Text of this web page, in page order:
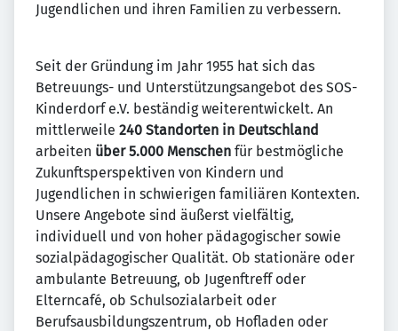
Jugendlichen und ihren Familien zu verbessern.
Seit der Gründung im Jahr 1955 hat sich das
Betreuungs- und Unterstützungsangebot des SOS-
Kinderdorf e.V. beständig weiterentwickelt. An
mittlerweile 240 Standorten in Deutschland
arbeiten über 5.000 Menschen für bestmögliche
Zukunftsperspektiven von Kindern und
Jugendlichen in schwierigen familiären Kontexten.
Unsere Angebote sind äußerst vielfältig,
individuell und von hoher pädagogischer sowie
sozialpädagogischer Qualität. Ob stationäre oder
ambulante Betreuung, ob Jugenftreff oder
Elterncafé, ob Schulsozialarbeit oder
Berufsausbildungszentrum, ob Hofladen oder